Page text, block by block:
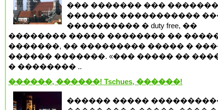
��� ������� ���
������� �����������
���������� � duty free, ��
�������� ����� �������� ��
�������, �� ��������� ����� �
������ �������. «��� ����� ��
� �������� ..
������, ������! Tschues, ������!
������ �����